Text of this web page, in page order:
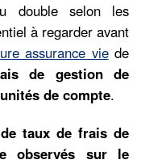
double selon les
à regarder avant
assurance viede
de gestion de
de compte.
taux de frais de
observés sur le